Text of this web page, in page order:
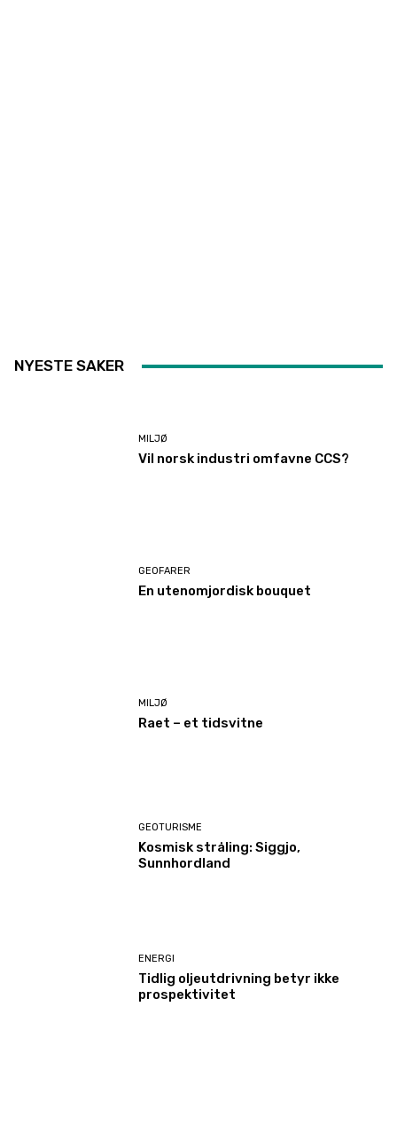
NYESTE SAKER
MILJØ
Vil norsk industri omfavne CCS?
GEOFARER
En utenomjordisk bouquet
MILJØ
Raet – et tidsvitne
GEOTURISME
Kosmisk stråling: Siggjo,
Sunnhordland
ENERGI
Tidlig oljeutdrivning betyr ikke
prospektivitet